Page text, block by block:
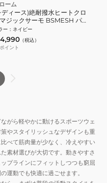
ーム
ディース)絶耐撥水ヒートクロ
ジックサーモ BSMESH パン
WB4F0027-TR855-GRSD
ー ： ネイビー
4,990 （税込）
ポイント
がら軽やかに動けるスポーツウェ
やスタイリッシュなデザインも重
べて筋肉量が少なく、冷えやすい
素材選びが大切です。動きやすさ
プラインにフィットしつつも窮屈
運動でも快適に過ごせます。